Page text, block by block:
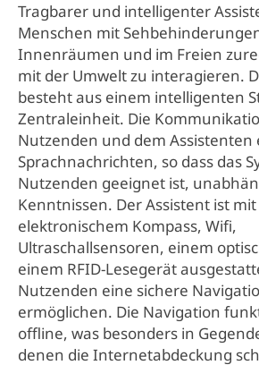
Tragbarer und intelligenter
Menschen mit
Innenräumen und im Freien
mit der Umwelt zu interagieren.
besteht aus einem intelligenten
Zentraleinheit. Die
Nutzenden und dem
Sprachnachrichten, so dass das
Nutzenden geeignet ist,
Kenntnissen. Der Assistent ist mit
elektronischem Kompass, Wifi,
Ultraschallsensoren, einem
einem RFID-Lesegerät
Nutzenden eine sichere
ermöglichen. Die Navigation
offline, was besonders in
denen die Internetabdeckung